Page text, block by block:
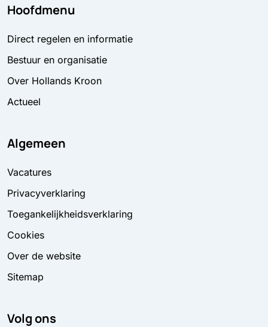
Hoofdmenu
Direct regelen en informatie
Bestuur en organisatie
Over Hollands Kroon
Actueel
Algemeen
Vacatures
Privacyverklaring
Toegankelijkheidsverklaring
Cookies
Over de website
Sitemap
Volg ons